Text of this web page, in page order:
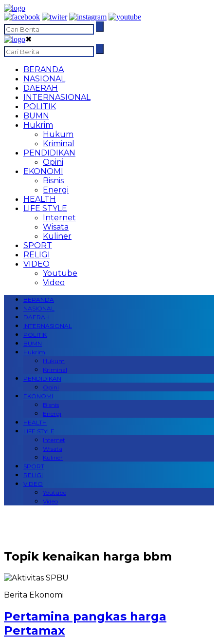
✖
BERANDA
NASIONAL
DAERAH
INTERNASIONAL
POLITIK
BUMN
Hukrim
Hukum
Kriminal
PENDIDIKAN
Opini
EKONOMI
Bisnis
Energi
HEALTH
LIFE STYLE
Internet
Wisata
Kuliner
SPORT
RELIGI
VIDEO
Youtube
Video
BERANDA
NASIONAL
DAERAH
INTERNASIONAL
POLITIK
BUMN
Hukrim
Hukum
Kriminal
PENDIDIKAN
Opini
EKONOMI
Bisnis
Energi
HEALTH
LIFE STYLE
Internet
Wisata
Kuliner
SPORT
RELIGI
VIDEO
Youtube
Video
Topik kenaikan harga bbm
Berita Ekonomi
Pertamina pangkas harga
Pertamax